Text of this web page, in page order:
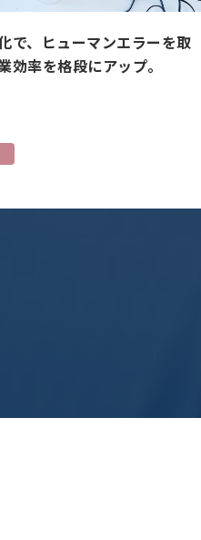
タイヤ溝計測を実現し
業運営コストの削減に貢献